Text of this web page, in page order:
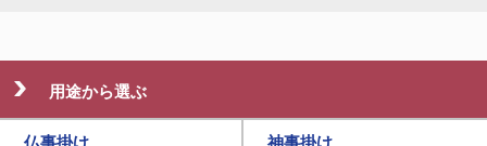
用途から選ぶ
仏事掛け 神事掛け